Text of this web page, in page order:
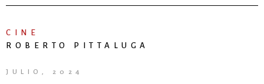
CINE
ROBERTO PITTALUGA
JULIO, 2024